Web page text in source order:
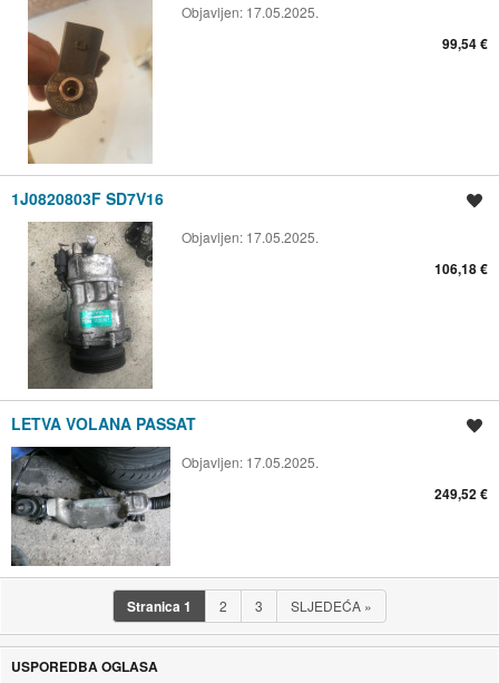
Objavljen: 17.05.2025.
99,54 €
1J0820803F SD7V16
Objavljen: 17.05.2025.
106,18 €
LETVA VOLANA PASSAT
Objavljen: 17.05.2025.
249,52 €
Stranica1 2 3 SLJEDEĆA »
USPOREDBA OGLASA